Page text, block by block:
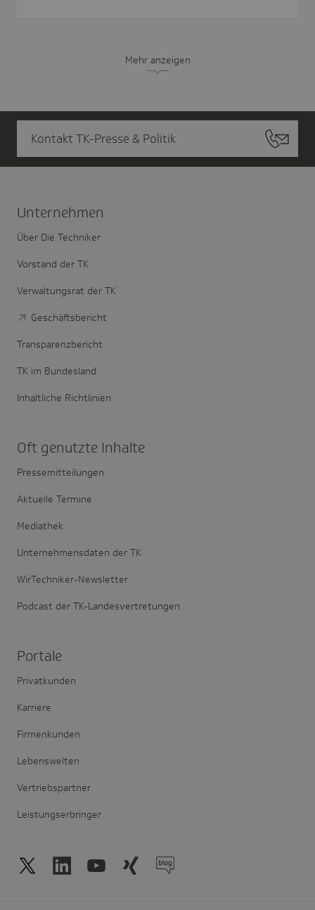
Mehr anzeigen
Kontakt TK-Presse & Politik
Unter­nehmen
Über Die Techniker
Vorstand der TK
Verwaltungsrat der TK
Geschäftsbericht
Transparenzbericht
TK im Bundesland
Inhaltliche Richtlinien
Oft genutzte Inhalte
Pressemitteilungen
Aktuelle Termine
Mediathek
Unternehmensdaten der TK
WirTechniker-Newsletter
Podcast der TK-Landesvertretungen
Portale
Privatkunden
Karriere
Firmenkunden
Lebenswelten
Vertriebspartner
Leistungserbringer